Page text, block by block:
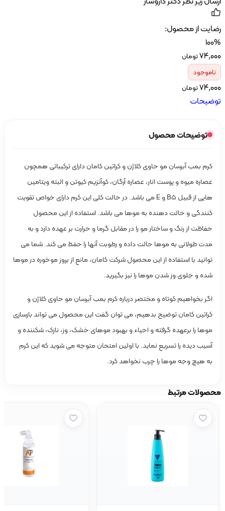
از محصول:
تومان
تومان
توضیحات محصول
کرم بمب آبرسان مو حاوی کلاژن و کراتین کامان دارای ترکیباتی همچون
عصاره میوه و پوست انار، عصاره آرگان، کوآنزیم کیوتن و البته ویتامین
هایی از قبیل B5 و E می باشد. در حالت کلی این کرم دارای خواص تقویت
کنندگی و حالت دهنده به موها می باشد. استفاده از این محصول
حفاظت از رنگ و ساختار مو را در مقابل گرما و حرارت بر عهده دارد و به
مدت طولانی به موها حالت داده و رطوبت آنها را حفظ می کند. شما می
توانید با استفاده از این محصول شرکت کامان، مانع از بروز موخوره در موها
شده و جلوی وز شدن موها را نیز بگیرید.
اگر بخواهیم کوتاه و مختصر درباره کرم بمب آبرسان مو حاوی کلاژن و
کراتین کامان توضیح بدهیم، می توان گفت این محصول می تواند بازسازی
موها را برعهده گرفته و احیاء و بهبود موهای خشک، وز، نازک، شکننده و
آسیب دیده را تسریع نماید. با اولین امتحان متوجه می شوید که این کرم
به هیچ وجه موها را چرب نخواهد کرد.
مرتبط